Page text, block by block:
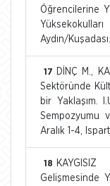
Öğrencilerine
Aydın/Kuşadası.
17
DİNÇ M.,
Sektöründe
bir Yaklaşım.
Sempozyumu
Aralık 1-4,
18
Gelişmesinde